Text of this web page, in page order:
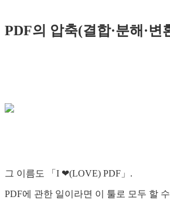
PDF의 압축(결합·분해·변
그 이름도 「I ❤(LOVE) PDF」.
PDF에 관한 일이라면 이 툴로 모두 할